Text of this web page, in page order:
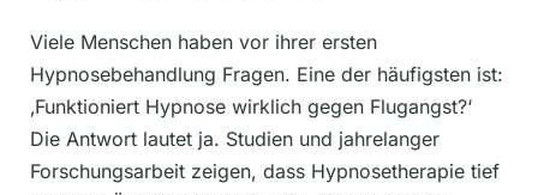
Viele Menschen haben vor ihrer ersten
Hypnosebehandlung Fragen. Eine der häufigsten ist:
‚Funktioniert Hypnose wirklich gegen Flugangst?‘
Die Antwort lautet ja. Studien und jahrelanger
Forschungsarbeit zeigen, dass Hypnosetherapie tief